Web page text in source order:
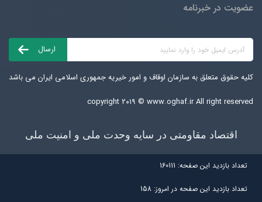
عضویت در خبرنامه
کلیه حقوق متعلق به سازمان اوقاف و امور خیریه جمهوری اسلامی ایران می باشد
copyright ۲۰۱۹ © www.oghaf.irAll right reserved
اقتصاد مقاومتی در سایه وحدت ملی و امنیت ملی
تعداد بازديد اين صفحه: 160111
تعداد بازديد اين صفحه در امروز: 158